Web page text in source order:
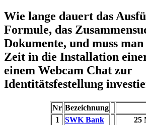
Wie lange dauert das
Formule, das
Dokumente, und muss
Zeit in die Installation
einem Webcam Chat zur
Identitätsfestellung
Nr Bezeichnung
1
SWK Bank
25